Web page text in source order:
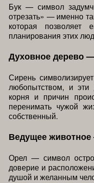
Бук — символ
отрезать» — именно
которая позволяет
планирования этих
Духовное дерево
Сирень
любопытством, и эти
корня и причин
перенимать чужой
собственный.
Ведущее
Орел — символ
доверие и
душой и желанным